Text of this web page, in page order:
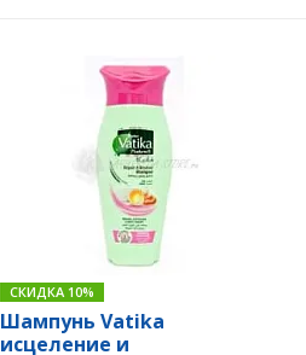
СКИДКА 10%
Шампунь Vatika
исцеление и